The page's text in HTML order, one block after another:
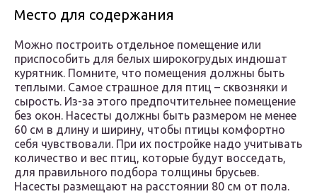
Место для содержания
Можно построить отдельное помещение или
приспособить для белых широкогрудых индюшат
курятник. Помните, что помещения должны быть
теплыми. Самое страшное для птиц – сквозняки и
сырость. Из-за этого предпочтительнее помещение
без окон. Насесты должны быть размером не менее
60 см в длину и ширину, чтобы птицы комфортно
себя чувствовали. При их постройке надо учитывать
количество и вес птиц, которые будут восседать,
для правильного подбора толщины брусьев.
Насесты размещают на расстоянии 80 см от пола.